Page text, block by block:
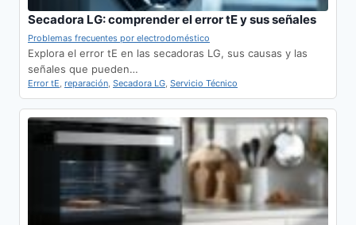
Secadora LG: comprender el error tE y sus señales
Problemas frecuentes por electrodoméstico
Explora el error tE en las secadoras LG, sus causas y las
señales que pueden…
Error tE, reparación, Secadora LG, Servicio Técnico